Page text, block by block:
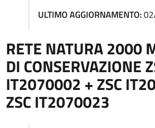
ULTIMO AGGIORNAMENTO:
RETE NATURA 2000
DI CONSERVAZIONE
IT2070002 + ZSC
ZSC IT2070023